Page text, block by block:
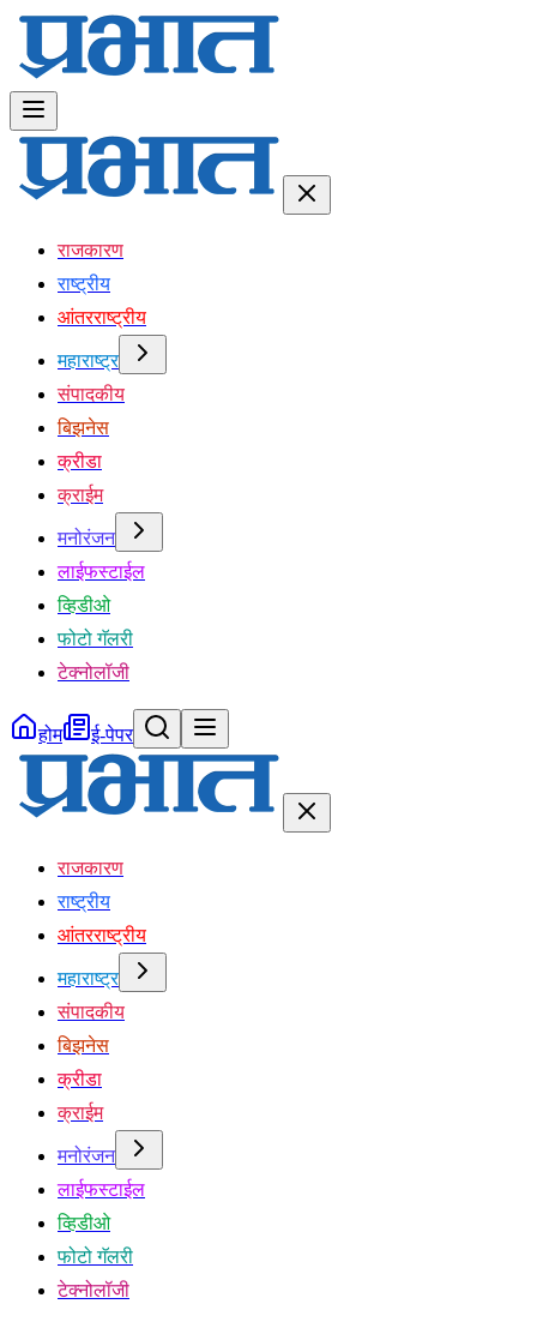
राजकारण
राष्ट्रीय
आंतरराष्ट्रीय
महाराष्ट्र
संपादकीय
बिझनेस
क्रीडा
क्राईम
मनोरंजन
लाईफस्टाईल
व्हिडीओ
फोटो गॅलरी
टेक्नोलॉजी
होम ई-पेपर
राजकारण
राष्ट्रीय
आंतरराष्ट्रीय
महाराष्ट्र
संपादकीय
बिझनेस
क्रीडा
क्राईम
मनोरंजन
लाईफस्टाईल
व्हिडीओ
फोटो गॅलरी
टेक्नोलॉजी